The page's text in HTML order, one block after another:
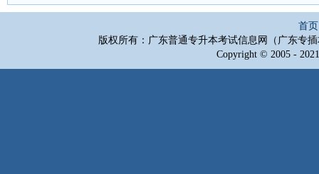
首页
版权所有：广东普通专升本考试信息网（广东专
Copyright © 2005 -